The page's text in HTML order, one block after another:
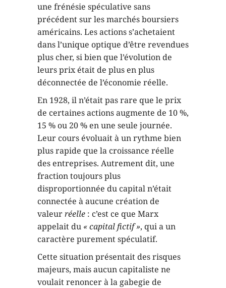
une frénésie spéculative sans
précédent sur les marchés boursiers
américains. Les actions s’achetaient
dans l’unique optique d’être revendues
plus cher, si bien que l’évolution de
leurs prix était de plus en plus
déconnectée de l’économie réelle.
En 1928, il n’était pas rare que le prix
de certaines actions augmente de 10 %,
15 % ou 20 % en une seule journée.
Leur cours évoluait à un rythme bien
plus rapide que la croissance réelle
des entreprises. Autrement dit, une
fraction toujours plus
disproportionnée du capital n’était
connectée à aucune création de
valeurréelle : c’est ce que Marx
appelait du «capital fictif », qui a un
caractère purement spéculatif.
Cette situation présentait des risques
majeurs, mais aucun capitaliste ne
voulait renoncer à la gabegie de